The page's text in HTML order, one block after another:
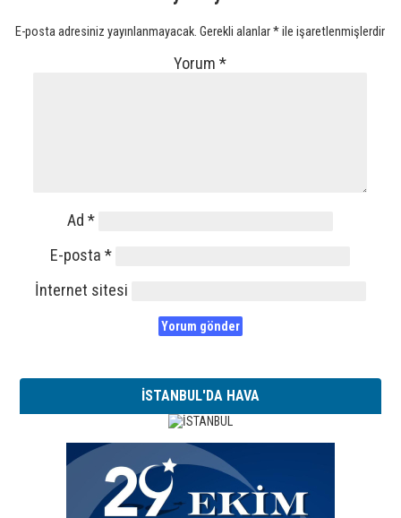
E-posta adresiniz yayınlanmayacak. Gerekli alanlar*ile işaretlenmişlerdir
Yorum*
Ad*
E-posta*
İnternet sitesi
İSTANBUL'DA HAVA